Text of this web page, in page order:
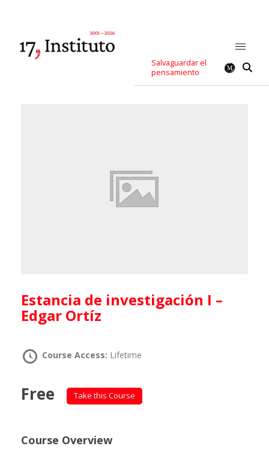
Salvaguardar el
pensamiento
Estancia de investigación I –
Edgar Ortíz
Course Access: Lifetime
Free Take this Course
Course Overview